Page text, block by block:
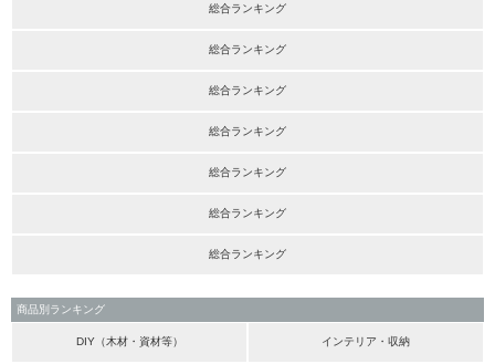
総合ランキング
総合ランキング
総合ランキング
総合ランキング
総合ランキング
総合ランキング
総合ランキング
商品別ランキング
DIY（木材・資材等） インテリア・収納